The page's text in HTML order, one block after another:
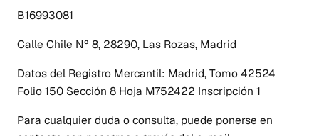
B16993081
Calle Chile Nº 8, 28290, Las Rozas, Madrid
Datos del Registro Mercantil: Madrid, Tomo 42524
Folio 150 Sección 8 Hoja M752422 Inscripción 1
Para cualquier duda o consulta, puede ponerse en